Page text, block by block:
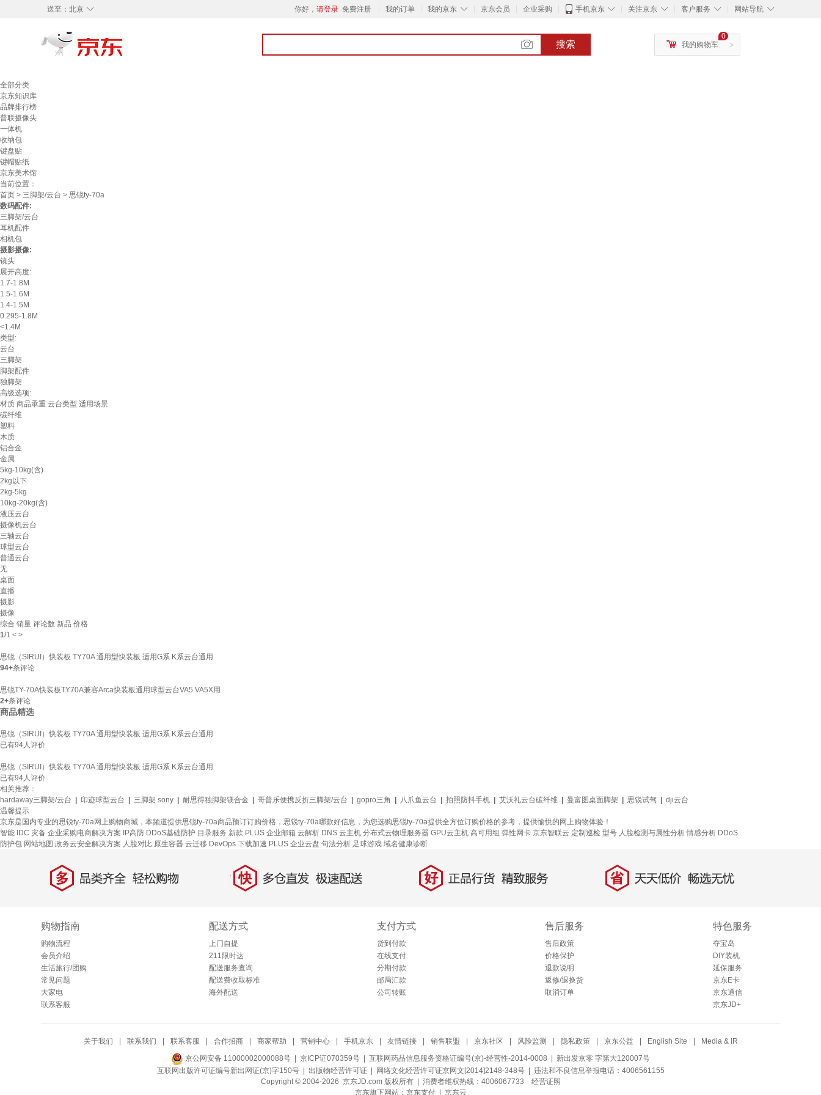
◇
送至： 北京 你好， 请登录 免费注册 我的订单 ◇
我的京东 京东会员 企业采购 ◇
手机京东 ◇
关注京东 ◇
客户服务 ◇
网站导航
搜索 >
0
我的购物车
全部分类
京东知识库
品牌排行榜
普联摄像头
一体机
收纳包
键盘贴
键帽贴纸
京东美术馆
当前位置：
首页 > 三脚架/云台 > 思锐ty-70a
数码配件:
三脚架/云台
耳机配件
相机包
摄影摄像:
镜头
展开高度:
1.7-1.8M
1.5-1.6M
1.4-1.5M
0.295-1.8M
<1.4M
类型:
云台
三脚架
脚架配件
独脚架
高级选项:
材质 商品承重 云台类型 适用场景
碳纤维
塑料
木质
铝合金
金属
5kg-10kg(含)
2kg以下
2kg-5kg
10kg-20kg(含)
液压云台
摄像机云台
三轴云台
球型云台
普通云台
无
桌面
直播
摄影
摄像
综合 销量 评论数 新品 价格
1/1 < >
思锐（SIRUI）快装板 TY70A 通用型快装板 适用G系 K系云台通用
94+条评论
思锐TY-70A快装板TY70A兼容Arca快装板通用球型云台VA5 VA5X用
2+条评论
商品精选
思锐（SIRUI）快装板 TY70A 通用型快装板 适用G系 K系云台通用
已有94人评价
思锐（SIRUI）快装板 TY70A 通用型快装板 适用G系 K系云台通用
已有94人评价
相关推荐：
hardaway三脚架/云台
印迹球型云台 三脚架 sony 耐思得独脚架镁合金 哥普乐便携反折三脚架/云台 gopro三角 八爪鱼云台 拍照防抖手机 艾沃礼云台碳纤维 曼富图桌面脚架 思锐试驾
dji云台
温馨提示
京东是国内专业的思锐ty-70a网上购物商城，本频道提供思锐ty-70a商品预订订购价格，思锐ty-70a哪款好信息，为您选购思锐ty-70a提供全方位订购价格的参考，提供愉悦的网上购物体验！
智能 IDC 灾备 企业采购电商解决方案 IP高防 DDoS基础防护 目录服务 新款 PLUS 企业邮箱 云解析 DNS 云主机 分布式云物理服务器 GPU云主机 高可用组 弹性网卡 京东智联云 定制巡检 型号 人脸检测与属性分析 情感分析 DDoS
防护包 网站地图 政务云安全解决方案 人脸对比 原生容器 云迁移 DevOps 下载加速 PLUS 企业云盘 句法分析 足球游戏 域名健康诊断
多 品类齐全，轻松购物 快 多仓直发，极速配送 好 正品行货，精致服务 省 天天低价，畅选无忧
购物指南
购物流程
会员介绍
生活旅行/团购
常见问题
大家电
联系客服
配送方式
上门自提
211限时达
配送服务查询
配送费收取标准
海外配送
支付方式
货到付款
在线支付
分期付款
邮局汇款
公司转账
售后服务
售后政策
价格保护
退款说明
返修/退换货
取消订单
特色服务
夺宝岛
DIY装机
延保服务
京东E卡
京东通信
京东JD+
关于我们 联系我们 联系客服 合作招商 商家帮助 营销中心 手机京东 友情链接 销售联盟 京东社区 风险监测 隐私政策 京东公益 English Site Media & IR
京公网安备 11000002000088号 | 京ICP证070359号 | 互联网药品信息服务资格证编号(京)-经营性-2014-0008 | 新出发京零 字第大120007号
互联网出版许可证编号新出网证(京)字150号 | 出版物经营许可证| 网络文化经营许可证京网文[2014]2148-348号| 违法和不良信息举报电话：4006561155
Copyright © 2004-2026 京东JD.com 版权所有 | 消费者维权热线：4006067733 经营证照
京东旗下网站： 京东支付| 京东云